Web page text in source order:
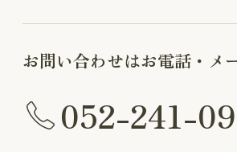
お問い合わせはお電話・メ
052-241-